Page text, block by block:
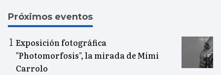
Próximos eventos
Exposición fotográfica
"Photomorfosis", la mirada de Mimi
Carrolo